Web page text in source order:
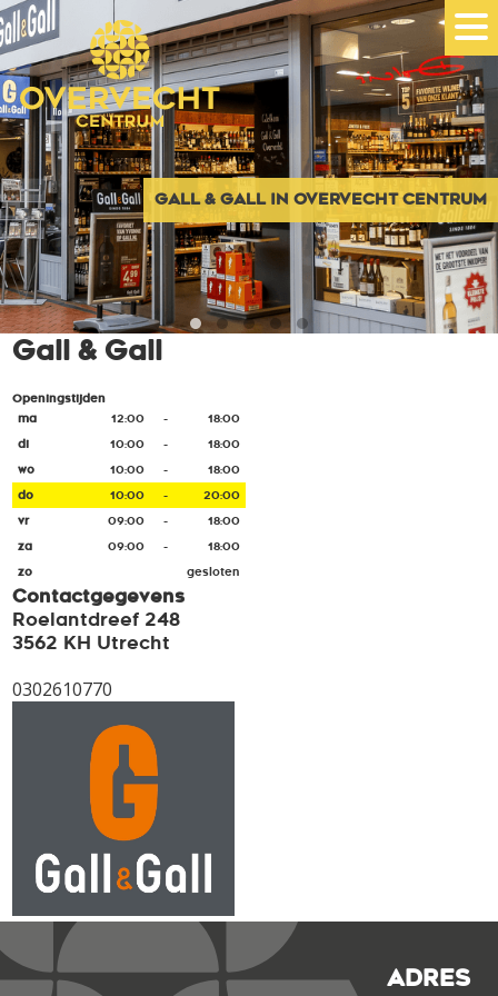
GALL & GALL IN OVERVECHT CENTRUM
Gall & Gall
Openingstijden
ma
12:00 -
18:00
di
10:00 -
18:00
wo
10:00 -
18:00
do
10:00 -
20:00
vr
09:00 -
18:00
za
09:00 -
18:00
zo
gesloten
Contactgegevens
Roelantdreef 248
3562 KH Utrecht
0302610770
ADRES